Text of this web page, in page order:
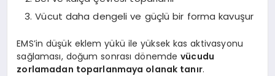
Vücut daha dengeli ve güçlü bir forma kavuşur
EMS’in düşük eklem yükü ile yüksek kas aktivasyonu
sağlaması, doğum sonrası dönemdevücudu
zorlamadan toparlanmaya olanak tanır.